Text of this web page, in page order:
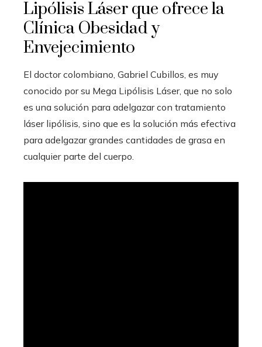
Lipólisis Láser que ofrece la
Clínica Obesidad y
Envejecimiento
El doctor colombiano, Gabriel Cubillos, es muy
conocido por su Mega Lipólisis Láser, que no solo
es una solución para adelgazar con tratamiento
láser lipólisis, sino que es la solución más efectiva
para adelgazar grandes cantidades de grasa en
cualquier parte del cuerpo.